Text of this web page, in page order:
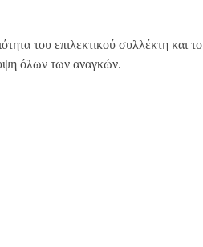
του επιλεκτικού συλλέκτη και το
όλων των αναγκών.